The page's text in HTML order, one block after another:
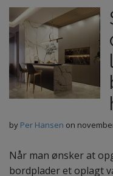
by Per Hansen on
Når man ønsker at
bordplader et oplagt